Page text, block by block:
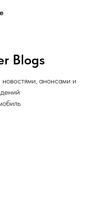
Blogs
новостями, анонсами и